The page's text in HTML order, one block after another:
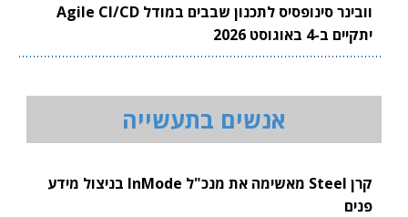
וובינר סינופסיס לתכנון שבבים במודל Agile CI/CD
יתקיים ב-4 באוגוסט 2026
אנשים בתעשייה
קרן Steel מאשימה את מנכ"ל InMode בניצול מידע
פנים